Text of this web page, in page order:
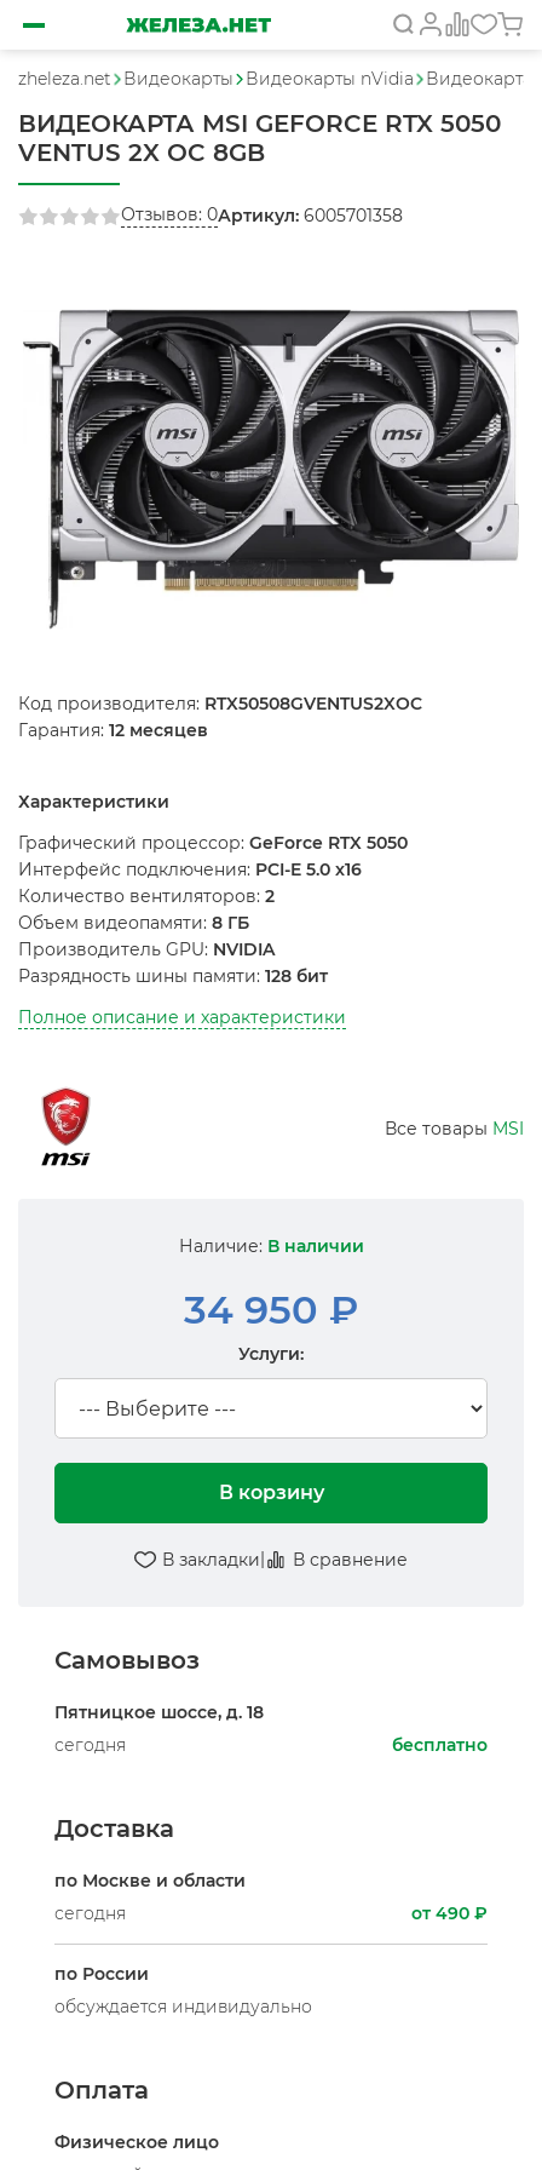
zheleza.net Видеокарты Видеокарты nVidia Видеокарта
ВИДЕОКАРТА MSI GEFORCE RTX 5050
VENTUS 2X OC 8GB
Отзывов: 0Артикул: 6005701358
Код производителя: RTX50508GVENTUS2XOC
Гарантия: 12 месяцев
Характеристики
Графический процессор: GeForce RTX 5050
Интерфейс подключения: PCI-E 5.0 x16
Количество вентиляторов: 2
Объем видеопамяти: 8 ГБ
Производитель GPU: NVIDIA
Разрядность шины памяти: 128 бит
Полное описание и характеристики
Все товары MSI
Наличие: В наличии
34 950 ₽
Услуги:
В корзину
В закладки| В сравнение
Самовывоз
Пятницкое шоссе, д. 18
сегодня
бесплатно
Доставка
по Москве и области
сегодня
от 490 ₽
по России
обсуждается индивидуально
Оплата
Физическое лицо